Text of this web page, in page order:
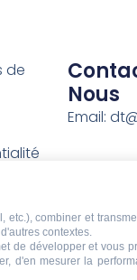
de
de
Nous
Email:
combiner et
contextes.
de développer et vous
d'en mesurer la